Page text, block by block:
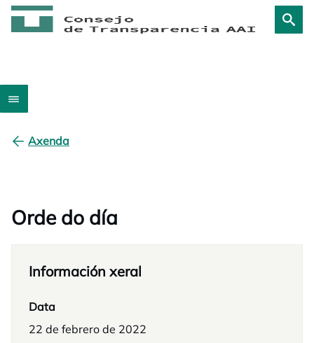
Axenda
Orde do día
Información xeral
Data
22 de febrero de 2022